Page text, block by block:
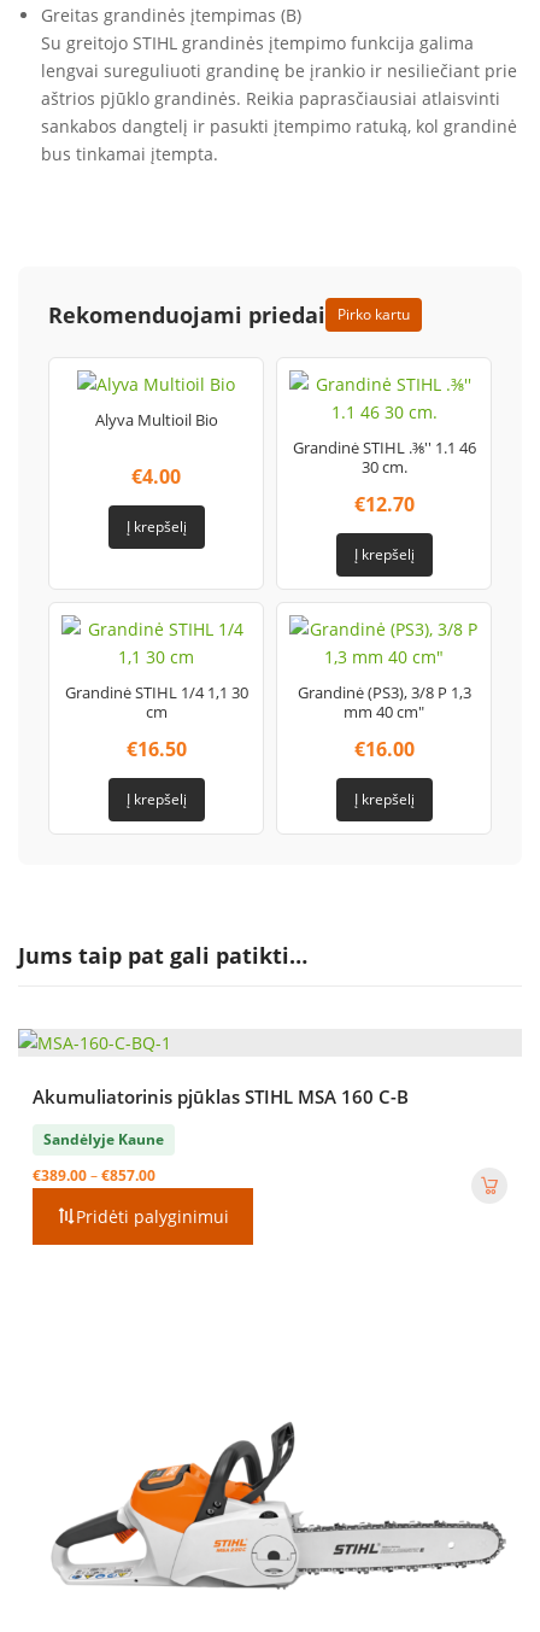
Greitas grandinės įtempimas (B)
Su greitojo STIHL grandinės įtempimo funkcija galima
lengvai sureguliuoti grandinę be įrankio ir nesiliečiant prie
aštrios pjūklo grandinės. Reikia paprasčiausiai atlaisvinti
sankabos dangtelį ir pasukti įtempimo ratuką, kol grandinė
bus tinkamai įtempta.
Rekomenduojami priedai Pirko kartu
Alyva Multioil Bio
€4.00
Į krepšelį
Grandinė STIHL .⅜'' 1.1 46
30 cm.
€12.70
Į krepšelį
Grandinė STIHL 1/4 1,1 30
cm
€16.50
Į krepšelį
Grandinė (PS3), 3/8 P 1,3
mm 40 cm"
€16.00
Į krepšelį
Jums taip pat gali patikti…
Akumuliatorinis pjūklas STIHL MSA 160 C-B
Sandėlyje Kaune
€389.00–€857.00Price
€389.00
through
Pridėti palyginimui